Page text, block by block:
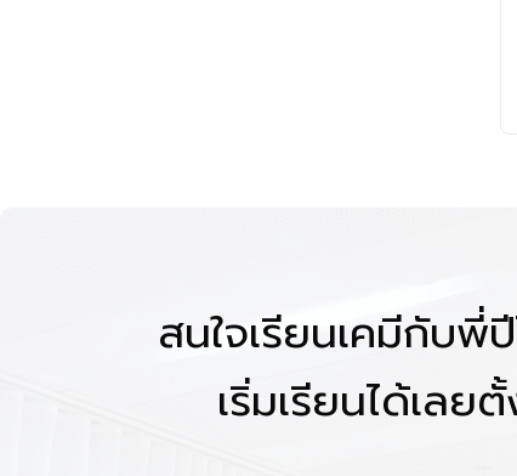
สนใจเรียนเคมีกับพี่
เริ่มเรียนได้เลย